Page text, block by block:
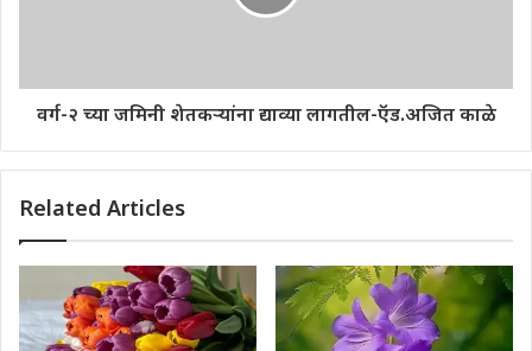
वर्ग-२ च्या जमिनी शेतकऱ्यांना द्याव्या लागतील-ऍड.अजित काळे
Related Articles